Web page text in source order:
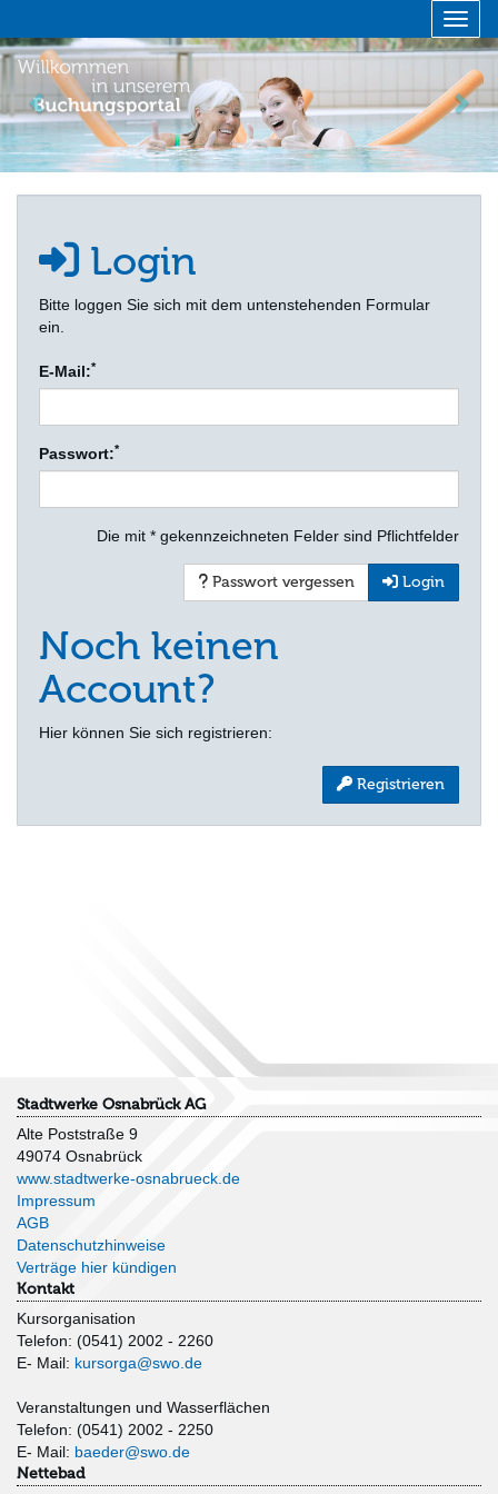
zurück
Login
Bitte loggen Sie sich mit dem untenstehenden Formular
ein.
E-Mail:*
Passwort:*
Die mit * gekennzeichneten Felder sind Pflichtfelder
Passwort vergessen Login
Noch keinen
Account?
Hier können Sie sich registrieren:
Registrieren
Stadtwerke Osnabrück AG
Alte Poststraße 9
49074 Osnabrück
www.stadtwerke-osnabrueck.de
Impressum
AGB
Datenschutzhinweise
Verträge hier kündigen
Kontakt
Kursorganisation
Telefon: (0541) 2002 - 2260
E- Mail: kursorga@swo.de
Veranstaltungen und Wasserflächen
Telefon: (0541) 2002 - 2250
E- Mail: baeder@swo.de
Nettebad